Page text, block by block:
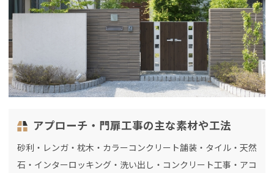
アプローチ・門扉工事の主な素材や工法
砂利・レンガ・枕木・カラーコンクリート舗装・タイル・天然
石・インターロッキング・洗い出し・コンクリート工事・アコ